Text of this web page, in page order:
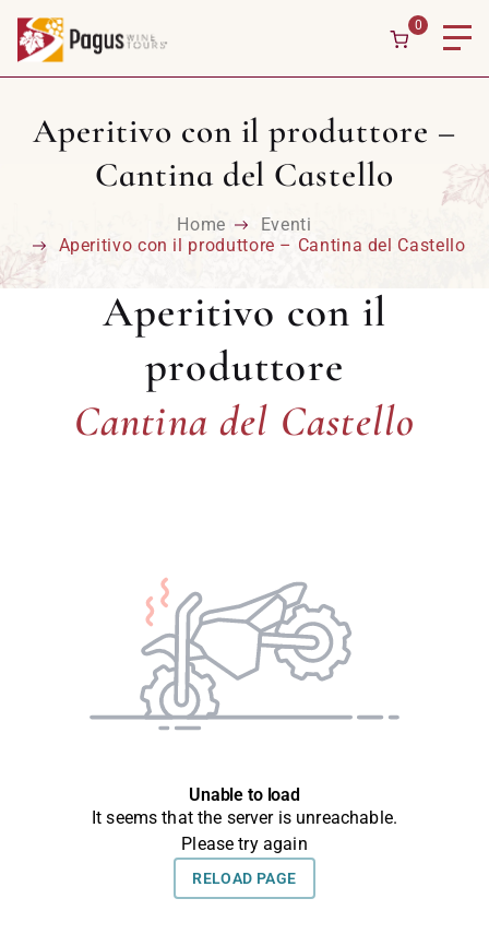
0
Aperitivo con il produttore –
Cantina del Castello
Home
Eventi
Aperitivo con il produttore – Cantina del Castello
Aperitivo con il
produttore
Cantina del Castello
Cantina del Castello